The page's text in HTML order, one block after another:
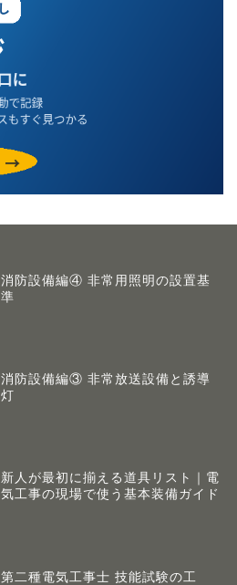
消防設備編④ 非常用照明の設置基
準
消防設備編③ 非常放送設備と誘導
灯
新人が最初に揃える道具リスト｜電
気工事の現場で使う基本装備ガイド
第二種電気工事士 技能試験の工